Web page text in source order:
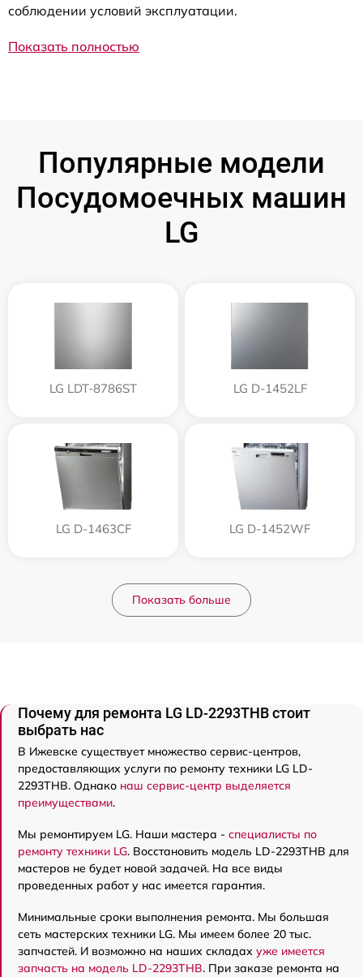
соблюдении условий эксплуатации.
Показать полностью
Популярные модели
Посудомоечных машин
LG
LG LDT-8786ST LG D-1452LF
LG D-1463CF LG D-1452WF
Показать больше
Почему для ремонта LG LD-2293THB стоит
выбрать нас
В Ижевске существует множество сервис-центров,
предоставляющих услуги по ремонту техники LG LD-
2293THB. Однако наш сервис-центр выделяется
преимуществами.
Мы ремонтируем LG. Наши мастера - специалисты по
ремонту техники LG. Восстановить модель LD-2293THB для
мастеров не будет новой задачей. На все виды
проведенных работ у нас имеется гарантия.
Минимальные сроки выполнения ремонта. Мы большая
сеть мастерских техники LG. Мы имеем более 20 тыс.
запчастей. И возможно на наших складах уже имеется
запчасть на модель LD-2293THB. При заказе ремонта на